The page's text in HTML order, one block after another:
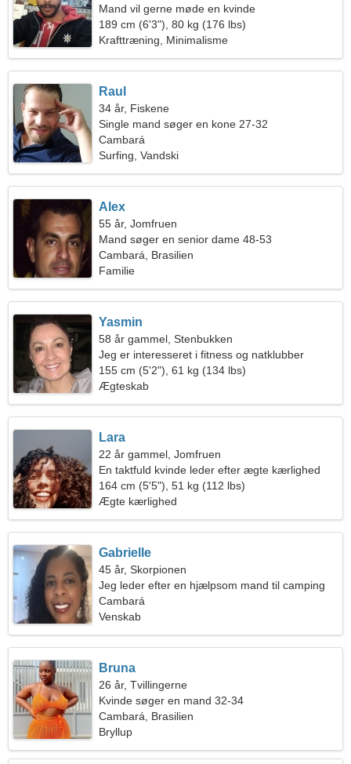
Mand vil gerne møde en kvinde
189 cm (6'3"), 80 kg (176 lbs)
Krafttræning, Minimalisme
Raul
34 år, Fiskene
Single mand søger en kone 27-32
Cambará
Surfing, Vandski
Alex
55 år, Jomfruen
Mand søger en senior dame 48-53
Cambará, Brasilien
Familie
Yasmin
58 år gammel, Stenbukken
Jeg er interesseret i fitness og natklubber
155 cm (5'2"), 61 kg (134 lbs)
Ægteskab
Lara
22 år gammel, Jomfruen
En taktfuld kvinde leder efter ægte kærlighed
164 cm (5'5"), 51 kg (112 lbs)
Ægte kærlighed
Gabrielle
45 år, Skorpionen
Jeg leder efter en hjælpsom mand til camping
Cambará
Venskab
Bruna
26 år, Tvillingerne
Kvinde søger en mand 32-34
Cambará, Brasilien
Bryllup